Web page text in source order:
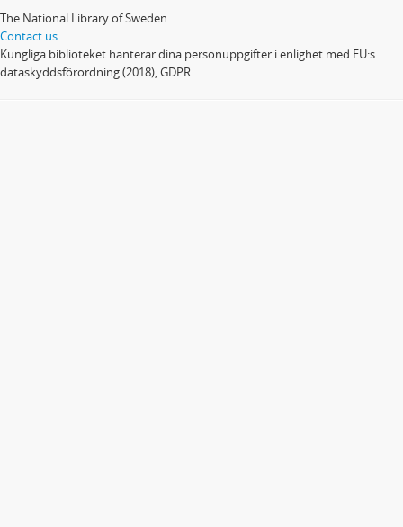
The National Library of Sweden
Contact us
Kungliga biblioteket hanterar dina personuppgifter i enlighet med EU:s
dataskyddsförordning (2018), GDPR.